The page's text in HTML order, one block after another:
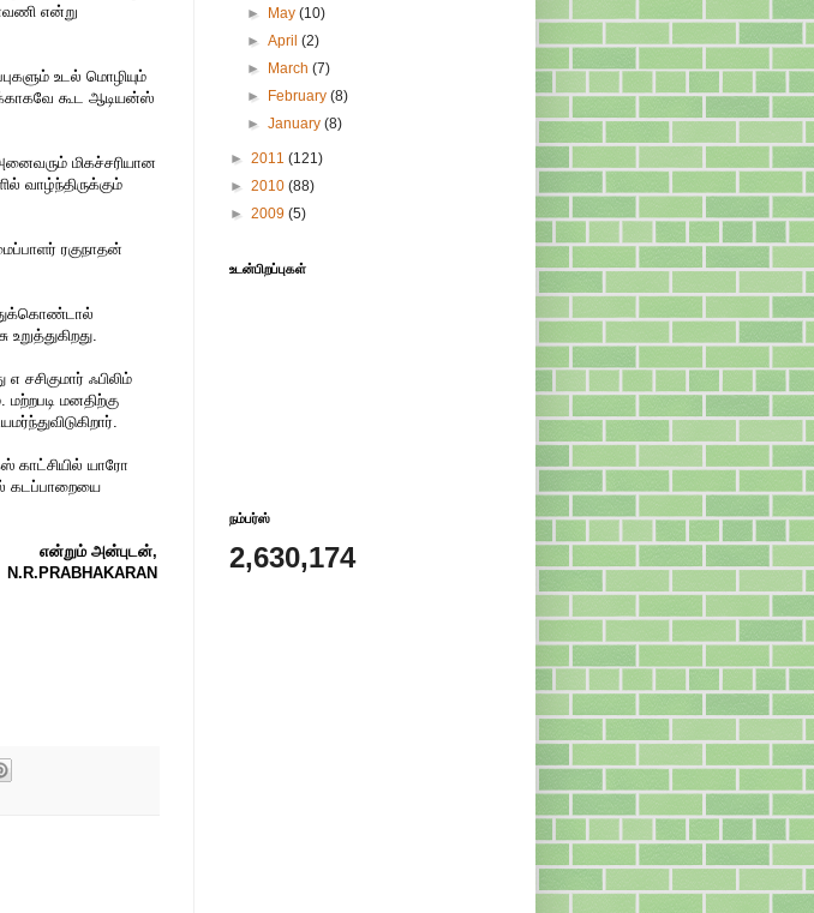
என்று
உடல் மொழியும்
கூட ஆடியன்ஸ்
மிகச்சரியான
வாழ்ந்திருக்கும்
ரகுநாதன்
ஃபிலிம்
மற்றபடி மனதிற்கு
காட்சியில் யாரோ
கடப்பாறையை
என்றும் அன்புடன்,
N.R.PRABHAKARAN
►
May(10)
►April(2)
►
March(7)
►
February(8)
►January(8)
► 2011 (121)
► 2010 (88)
► 2009 (5)
உடன்பிறப்புகள்
நம்பர்ஸ்
2,630,174